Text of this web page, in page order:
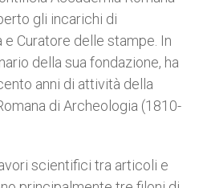
gli incarichi di
Curatore delle stampe. In
della sua fondazione, ha
anni di attività della
di Archeologia (1810-
scientifici tra articoli e